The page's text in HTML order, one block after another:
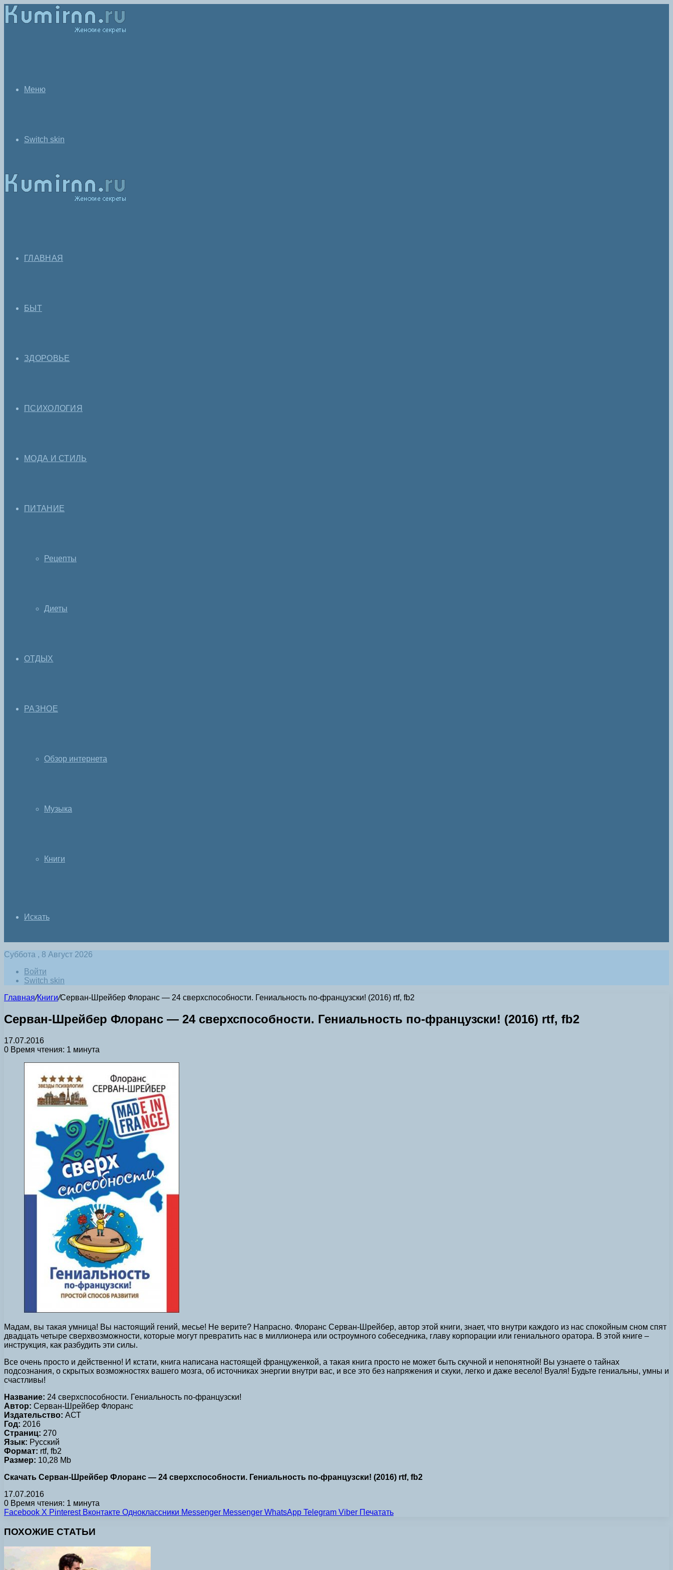
Меню
Switch skin
ГЛАВНАЯ
БЫТ
ЗДОРОВЬЕ
ПСИХОЛОГИЯ
МОДА И СТИЛЬ
ПИТАНИЕ
Рецепты
Диеты
ОТДЫХ
РАЗНОЕ
Обзор интернета
Музыка
Книги
Искать
Суббота , 8 Август 2026
Войти
Switch skin
Главная/Книги/Серван-Шрейбер Флоранс — 24 сверхспособности. Гениальность по-французски! (2016) rtf, fb2
Серван-Шрейбер Флоранс — 24 сверхспособности. Гениальность по-французски! (2016) rtf, fb2
17.07.2016
0 Время чтения: 1 минута
Мадам, вы такая умница! Вы настоящий гений, месье! Не верите? Напрасно. Флоранс Серван-Шрейбер, автор этой книги, знает, что внутри каждого из нас спокойным сном спят
двадцать четыре сверхвозможности, которые могут превратить нас в миллионера или остроумного собеседника, главу корпорации или гениального оратора. В этой книге –
инструкция, как разбудить эти силы.
Все очень просто и действенно! И кстати, книга написана настоящей француженкой, а такая книга просто не может быть скучной и непонятной! Вы узнаете о тайнах
подсознания, о скрытых возможностях вашего мозга, об источниках энергии внутри вас, и все это без напряжения и скуки, легко и даже весело! Вуаля! Будьте гениальны, умны и
счастливы!
Название: 24 сверхспособности. Гениальность по-французски!
Автор: Серван-Шрейбер Флоранс
Издательство: АСТ
Год: 2016
Страниц: 270
Язык: Русский
Формат: rtf, fb2
Размер: 10,28 Mb
Скачать Серван-Шрейбер Флоранс — 24 сверхспособности. Гениальность по-французски! (2016) rtf, fb2
17.07.2016
0 Время чтения: 1 минута
Facebook X Pinterest Вконтакте Одноклассники Messenger Messenger WhatsApp Telegram Viber Печатать
ПОХОЖИЕ СТАТЬИ